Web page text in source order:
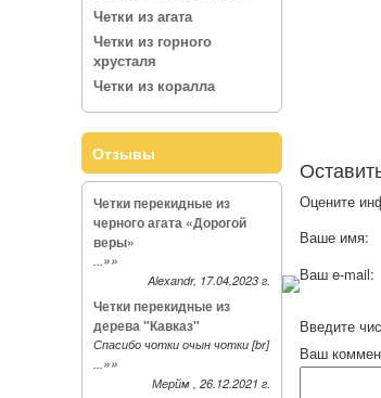
Четки из агата
Четки из горного
хрусталя
Четки из коралла
Отзывы
Четки перекидные из
черного агата «Дорогой
веры»
...»»
Alexandr, 17.04.2023 г.
Четки перекидные из
дерева "Кавказ"
Спасибо чотки очын чотки [br]
...»»
Мерйм , 26.12.2021 г.
Оцените
Ваше имя:
Ваш e-mail:
Введите
Ваш